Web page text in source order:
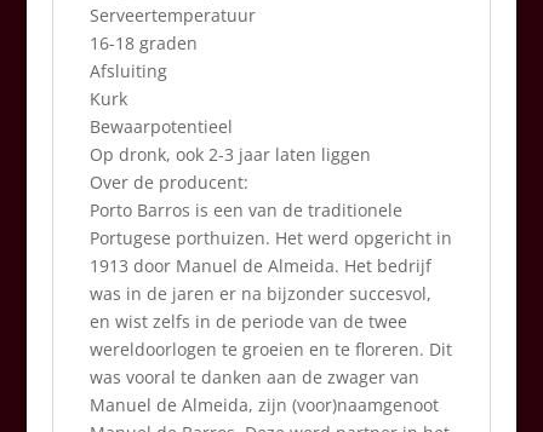
Serveertemperatuur
16-18 graden
Afsluiting
Kurk
Bewaarpotentieel
Op dronk, ook 2-3 jaar laten liggen
Over de producent:
Porto Barros is een van de traditionele
Portugese porthuizen. Het werd opgericht in
1913 door Manuel de Almeida. Het bedrijf
was in de jaren er na bijzonder succesvol,
en wist zelfs in de periode van de twee
wereldoorlogen te groeien en te floreren. Dit
was vooral te danken aan de zwager van
Manuel de Almeida, zijn (voor)naamgenoot